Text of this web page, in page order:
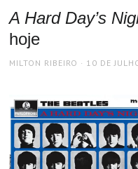
A Hard Day’s
hoje
AUTHOR
MILTON RIBEIRO
POSTED
10 DE